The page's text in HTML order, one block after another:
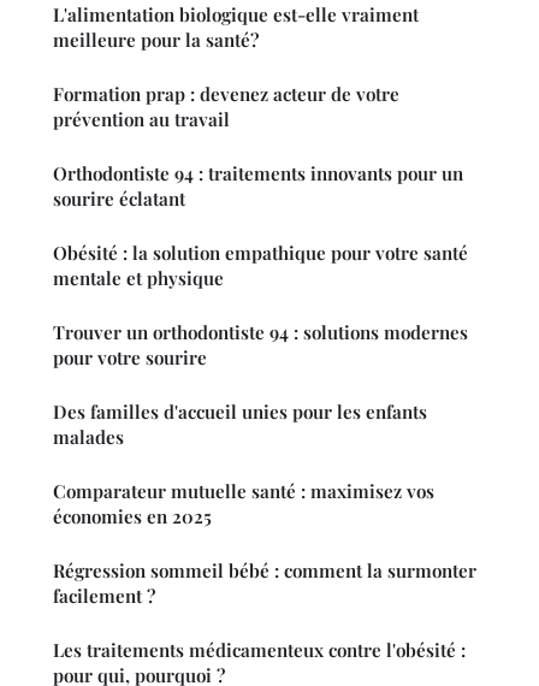
L'alimentation biologique est-elle vraiment
meilleure pour la santé?
Formation prap : devenez acteur de votre
prévention au travail
Orthodontiste 94 : traitements innovants pour un
sourire éclatant
Obésité : la solution empathique pour votre santé
mentale et physique
Trouver un orthodontiste 94 : solutions modernes
pour votre sourire
Des familles d'accueil unies pour les enfants
malades
Comparateur mutuelle santé : maximisez vos
économies en 2025
Régression sommeil bébé : comment la surmonter
facilement ?
Les traitements médicamenteux contre l'obésité :
pour qui, pourquoi ?